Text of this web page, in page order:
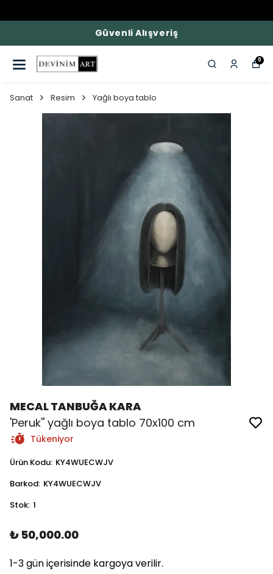
Güvenli Alışveriş
0
Sanat Resim Yağlı boya tablo
MECAL TANBUĞA KARA
'Peruk'' yağlı boya tablo 70x100 cm
Tükeniyor
Ürün Kodu: KY4WUECWJV
Barkod: KY4WUECWJV
Stok: 1
₺ 50,000.00
1-3 gün içerisinde kargoya verilir.